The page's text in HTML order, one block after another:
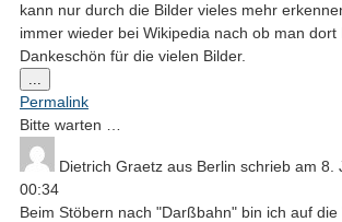
kann nur durch die Bilder vieles mehr
immer wieder bei Wikipedia nach ob man dort
Dankeschön für die vielen Bilder.
...
Metabox
ein-/ausblenden.
Permalink
Bitte warten …
Dietrich Graetz aus Berlin schrieb am 8.
00:34
Beim Stöbern nach "Darßbahn" bin ich auf